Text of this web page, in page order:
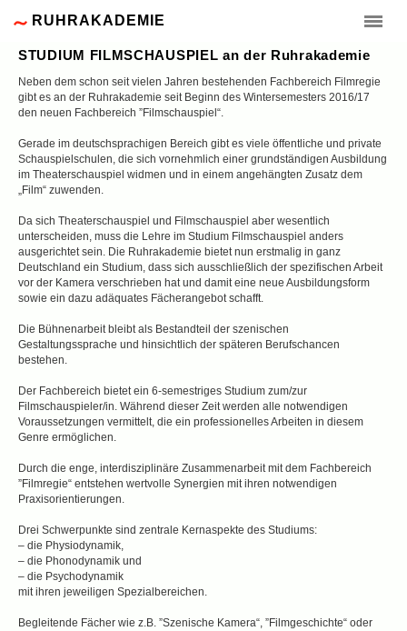
RUHRAKADEMIE
STUDIUM FILMSCHAUSPIEL an der Ruhrakademie
Neben dem schon seit vielen Jahren bestehenden Fachbereich Filmregie
gibt es an der Ruhrakademie seit Beginn des Wintersemesters 2016/17
den neuen Fachbereich ”Filmschauspiel“.
Gerade im deutschsprachigen Bereich gibt es viele öffentliche und private
Schauspielschulen, die sich vornehmlich einer grundständigen Ausbildung
im Theaterschauspiel widmen und in einem angehängten Zusatz dem
„Film“ zuwenden.
Da sich Theaterschauspiel und Filmschauspiel aber wesentlich
unterscheiden, muss die Lehre im Studium Filmschauspiel anders
ausgerichtet sein. Die Ruhrakademie bietet nun erstmalig in ganz
Deutschland ein Studium, dass sich ausschließlich der spezifischen Arbeit
vor der Kamera verschrieben hat und damit eine neue Ausbildungsform
sowie ein dazu adäquates Fächerangebot schafft.
Die Bühnenarbeit bleibt als Bestandteil der szenischen
Gestaltungssprache und hinsichtlich der späteren Berufschancen
bestehen.
Der Fachbereich bietet ein 6-semestriges Studium zum/zur
Filmschauspieler/in. Während dieser Zeit werden alle notwendigen
Voraussetzungen vermittelt, die ein professionelles Arbeiten in diesem
Genre ermöglichen.
Durch die enge, interdisziplinäre Zusammenarbeit mit dem Fachbereich
”Filmregie“ entstehen wertvolle Synergien mit ihren notwendigen
Praxisorientierungen.
Drei Schwerpunkte sind zentrale Kernaspekte des Studiums:
– die Physiodynamik,
– die Phonodynamik und
– die Psychodynamik
mit ihren jeweiligen Spezialbereichen.
Begleitende Fächer wie z.B. ”Szenische Kamera“, ”Filmgeschichte“ oder